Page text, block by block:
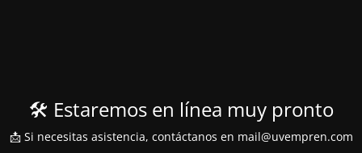
🛠️ Estaremos en línea muy pronto
📩 Si necesitas asistencia, contáctanos en mail@uvempren.com